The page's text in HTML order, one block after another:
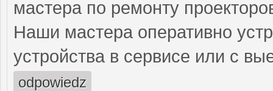
мастера по ремонту
Наши мастера оперативно
устройства в сервисе или с
odpowiedz